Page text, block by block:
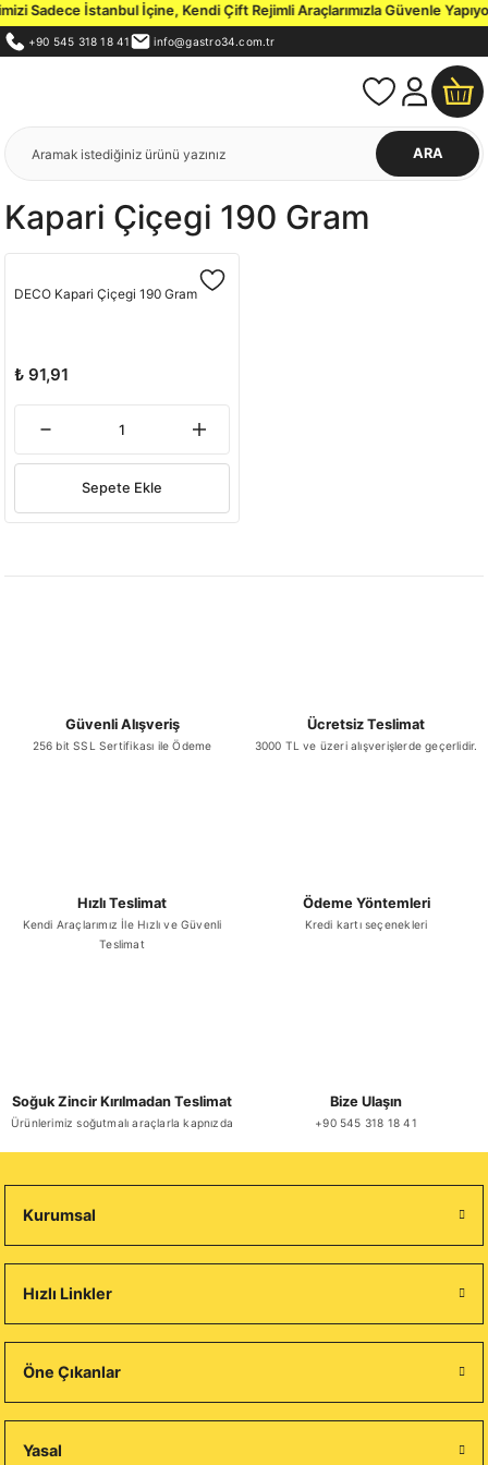
Sadece İstanbul İçine, Kendi Çift Rejimli Araçlarımızla Güvenle
+90 545 318 18 41 info@gastro34.com.tr
ARA
Kapari Çiçegi 190 Gram
DECO Kapari Çiçegi 190 Gram
₺ 91,91
Sepete Ekle
Güvenli Alışveriş
256 bit SSL Sertifikası ile Ödeme
Ücretsiz Teslimat
3000 TL ve üzeri alışverişlerde geçerlidir.
Hızlı Teslimat
Kendi Araçlarımız İle Hızlı ve Güvenli
Teslimat
Ödeme Yöntemleri
Kredi kartı seçenekleri
Soğuk Zincir Kırılmadan Teslimat
Ürünlerimiz soğutmalı araçlarla kapnızda
Bize Ulaşın
+90 545 318 18 41
Kurumsal
Hızlı Linkler
Öne Çıkanlar
Yasal